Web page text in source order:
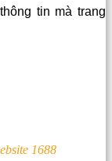
tin mà trang
1688